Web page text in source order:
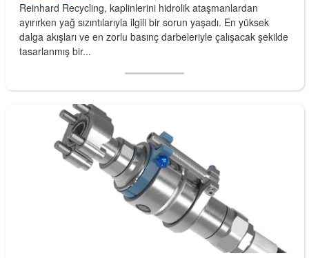
Reinhard Recycling, kaplinlerini hidrolik ataşmanlardan
ayırırken yağ sızıntılarıyla ilgili bir sorun yaşadı. En yüksek
dalga akışları ve en zorlu basınç darbeleriyle çalışacak şekilde
tasarlanmış bir...